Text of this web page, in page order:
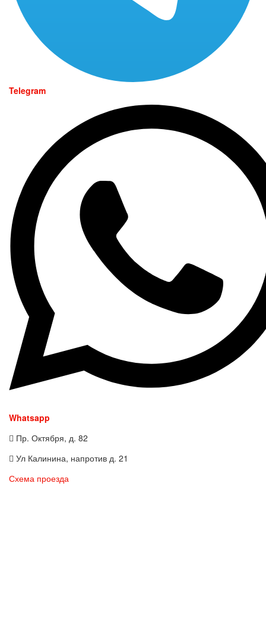
Telegram
Whatsapp
Пр. Октября, д. 82
Ул Калинина, напротив д. 21
Схема проезда